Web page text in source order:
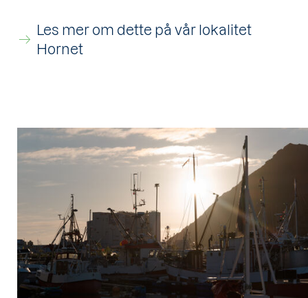
Les mer om dette på vår lokalitet
Hornet